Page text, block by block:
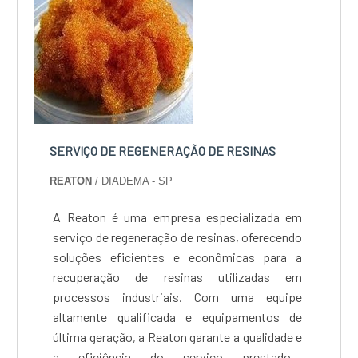
SERVIÇO DE REGENERAÇÃO DE RESINAS
REATON/ DIADEMA - SP
A Reaton é uma empresa especializada em
serviço de regeneração de resinas, oferecendo
soluções eficientes e econômicas para a
recuperação de resinas utilizadas em
processos industriais. Com uma equipe
altamente qualificada e equipamentos de
última geração, a Reaton garante a qualidade e